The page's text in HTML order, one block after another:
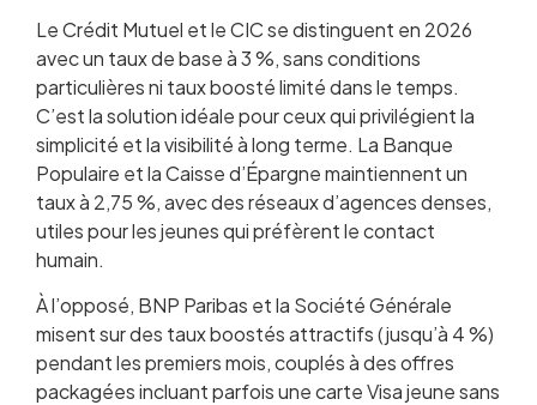
Le Crédit Mutuel et le CIC se distinguent en 2026
avec un taux de base à 3 %, sans conditions
particulières ni taux boosté limité dans le temps.
C’est la solution idéale pour ceux qui privilégient la
simplicité et la visibilité à long terme. La Banque
Populaire et la Caisse d’Épargne maintiennent un
taux à 2,75 %, avec des réseaux d’agences denses,
utiles pour les jeunes qui préfèrent le contact
humain.
À l’opposé, BNP Paribas et la Société Générale
misent sur des taux boostés attractifs (jusqu’à 4 %)
pendant les premiers mois, couplés à des offres
packagées incluant parfois une carte Visa jeune sans